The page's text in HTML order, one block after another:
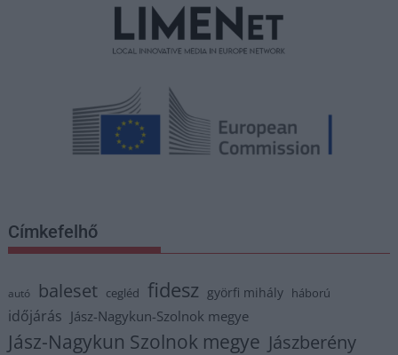
Címkefelhő
autó baleset cegléd fidesz györfi mihály háború
időjárás Jász-Nagykun-Szolnok megye
Jász-Nagykun Szolnok megye Jászberény